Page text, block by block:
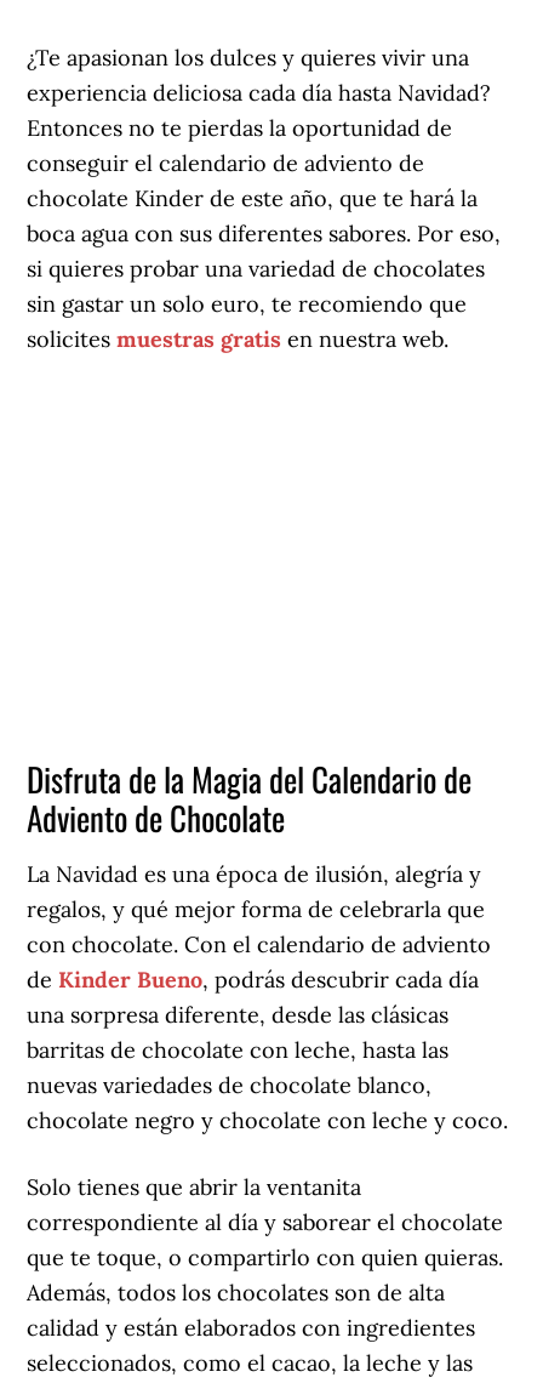
¿Te apasionan los dulces y quieres vivir una
experiencia deliciosa cada día hasta Navidad?
Entonces no te pierdas la oportunidad de
conseguir el calendario de adviento de
chocolate Kinder de este año, que te hará la
boca agua con sus diferentes sabores. Por eso,
si quieres probar una variedad de chocolates
sin gastar un solo euro, te recomiendo que
solicitesmuestras gratis en nuestra web.
Disfruta de la Magia del Calendario de
Adviento de Chocolate
La Navidad es una época de ilusión, alegría y
regalos, y qué mejor forma de celebrarla que
con chocolate. Con el calendario de adviento
de Kinder Bueno, podrás descubrir cada día
una sorpresa diferente, desde las clásicas
barritas de chocolate con leche, hasta las
nuevas variedades de chocolate blanco,
chocolate negro y chocolate con leche y coco.
Solo tienes que abrir la ventanita
correspondiente al día y saborear el chocolate
que te toque, o compartirlo con quien quieras.
Además, todos los chocolates son de alta
calidad y están elaborados con ingredientes
seleccionados, como el cacao, la leche y las